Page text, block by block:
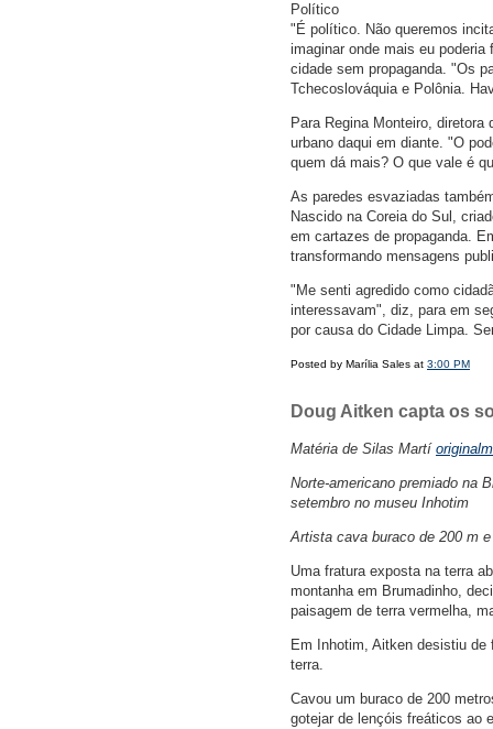
Político
"É político. Não queremos
imaginar onde mais eu
cidade sem propaganda. "Os
Tchecoslováquia e Polônia.
Para Regina Monteiro,
urbano daqui em diante. "O
quem dá mais? O que vale é
As paredes esvaziadas
Nascido na Coreia do Sul,
em cartazes de propaganda.
transformando mensagens
"Me senti agredido como
interessavam", diz, para em
por causa do Cidade Limpa.
Posted by Marília Sales at 3:00 PM
Doug Aitken capta os
Matéria de Silas Martí
Norte-americano premiado na
setembro no museu Inhotim
Artista cava buraco de 200 m
Uma fratura exposta na terra
montanha em Brumadinho,
paisagem de terra vermelha,
Em Inhotim, Aitken desistiu
terra.
Cavou um buraco de 200
gotejar de lençóis freáticos ao